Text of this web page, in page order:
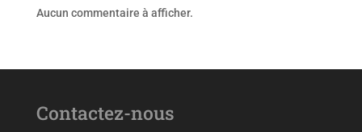
Aucun commentaire à afficher.
Contactez-nous